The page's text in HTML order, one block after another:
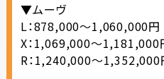
▼ムーヴ
L：878,000～1,060,000円
X：1,069,000～1,181,000
R：1,240,000～1,352,000